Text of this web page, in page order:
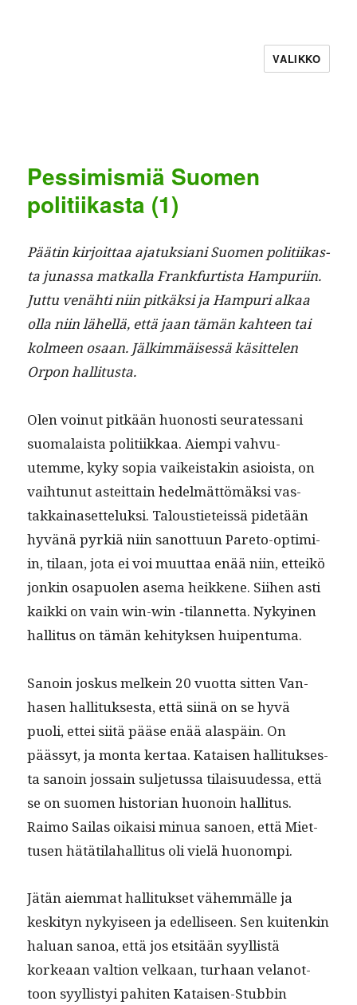
VALIKKO
Pessimismiä Suomen
politiikasta (1)
Päätin kir­joit­taa ajatuk­siani Suomen poli­ti­ikas­
ta junas­sa matkalla Frank­furtista Ham­puri­in.
Jut­tu venähti niin pitkäk­si ja Ham­puri alkaa
olla niin lähel­lä, että jaan tämän kah­teen tai
kolmeen osaan. Jälkim­mäisessä käsit­te­len
Orpon hallitusta.
Olen voin­ut pitkään huonos­ti seu­rates­sani
suo­ma­laista poli­ti­ikkaa. Aiem­pi vahvu­
utemme, kyky sopia vaikeis­takin asioista, on
vai­h­tunut asteit­tain hedelmät­tömäk­si vas­
takkainaset­teluk­si. Talousti­eteis­sä pide­tään
hyvänä pyrk­iä niin san­ot­tuun Pare­to-opti­mi­
in, tilaan, jota ei voi muut­taa enää niin, etteikö
jonkin osa­puolen ase­ma heikkene. Siihen asti
kaik­ki on vain win-win ‑tilan­net­ta. Nykyi­nen
hal­li­tus on tämän kehi­tyk­sen huipentuma.
Sanoin joskus melkein 20 vuot­ta sit­ten Van­
hasen hal­li­tuk­ses­ta, että siinä on se hyvä
puoli, ettei siitä pääse enää alaspäin. On
päässyt, ja mon­ta ker­taa. Kataisen hal­li­tuk­ses­
ta sanoin jos­sain sul­je­tus­sa tilaisu­udessa, että
se on suomen his­to­ri­an huonoin hal­li­tus.
Raimo Sailas oikaisi min­ua sanoen, että Miet­
tusen hätäti­la­hal­li­tus oli vielä huonompi.
Jätän aiem­mat hal­li­tuk­set vähem­mälle ja
keski­tyn nykyiseen ja edel­liseen. Sen kuitenkin
halu­an sanoa, että jos etsitään syyl­listä
korkeaan val­tion velka­an, turhaan velan­ot­
toon syyl­listyi pahiten Kataisen-Stub­bin